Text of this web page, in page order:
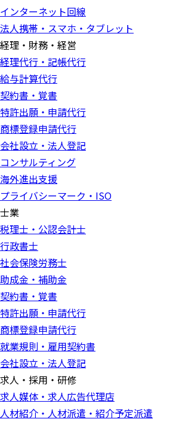
インターネット回線
法人携帯・スマホ・タブレット
経理・財務・経営
経理代行・記帳代行
給与計算代行
契約書・覚書
特許出願・申請代行
商標登録申請代行
会社設立・法人登記
コンサルティング
海外進出支援
プライバシーマーク・ISO
士業
税理士・公認会計士
行政書士
社会保険労務士
助成金・補助金
契約書・覚書
特許出願・申請代行
商標登録申請代行
就業規則・雇用契約書
会社設立・法人登記
求人・採用・研修
求人媒体・求人広告代理店
人材紹介・人材派遣・紹介予定派遣